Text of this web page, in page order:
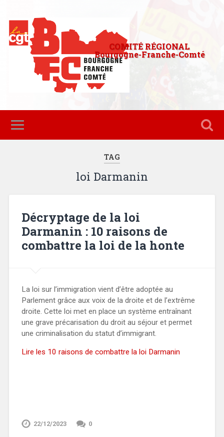
COMITÉ RÉGIONAL
Bourgogne-Franche-Comté
TAG
loi Darmanin
Décryptage de la loi
Darmanin : 10 raisons de
combattre la loi de la honte
La loi sur l’immigration vient d’être adoptée au
Parlement grâce aux voix de la droite et de l’extrême
droite. Cette loi met en place un système entraînant
une grave précarisation du droit au séjour et permet
une criminalisation du statut d’immigrant.
Lire les 10 raisons de combattre la loi Darmanin
22/12/2023 0